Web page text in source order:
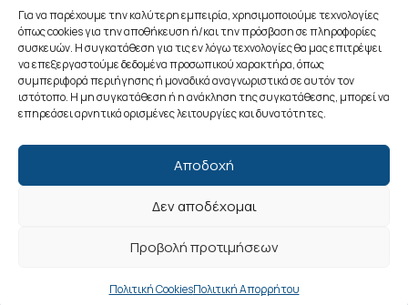
Για να παρέχουμε την καλύτερη εμπειρία, χρησιμοποιούμε τεχνολογίες
όπως cookies για την αποθήκευση ή/και την πρόσβαση σε πληροφορίες
συσκευών. Η συγκατάθεση για τις εν λόγω τεχνολογίες θα μας επιτρέψει
να επεξεργαστούμε δεδομένα προσωπικού χαρακτήρα, όπως
συμπεριφορά περιήγησης ή μοναδικά αναγνωριστικά σε αυτόν τον
ιστότοπο. Η μη συγκατάθεση ή η ανάκληση της συγκατάθεσης, μπορεί να
επηρεάσει αρνητικά ορισμένες λειτουργίες και δυνατότητες.
Αποδοχή
Δεν αποδέχομαι
Προβολή προτιμήσεων
Πολιτική CookiesΠολιτική Απορρήτου
Πολιτική Cookies (ΕΕ)
Αναζήτηση
© 2025. Δήμος Ρόδου. All Rights Reserved.